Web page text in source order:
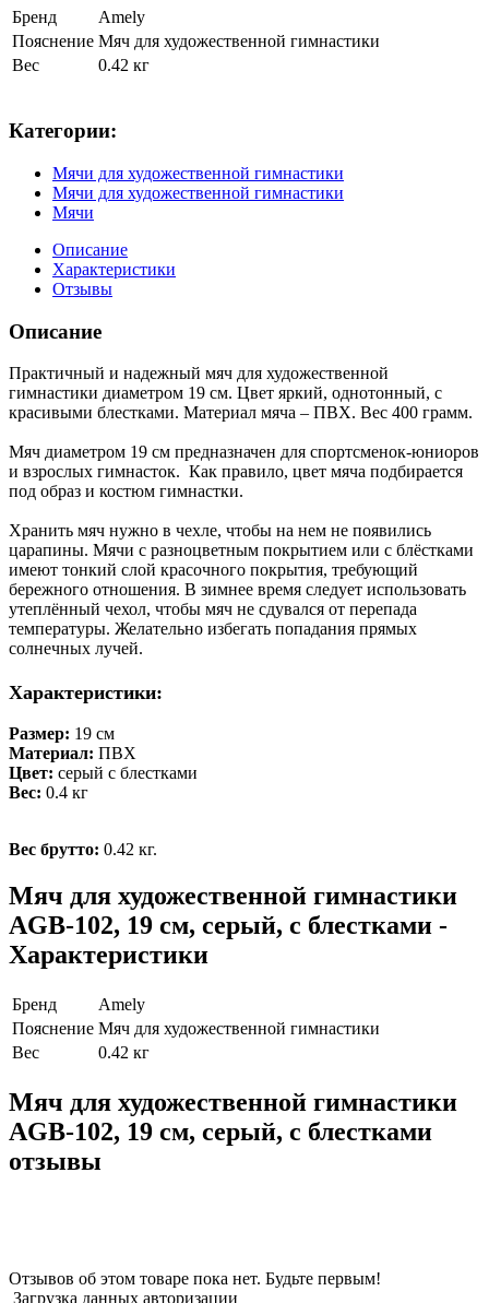
Бренд
Amely
Пояснение Мяч для художественной гимнастики
Вес
0.42 кг
Категории:
Мячи для художественной гимнастики
Мячи для художественной гимнастики
Мячи
Описание
Характеристики
Отзывы
Описание
Практичный и надежный мяч для художественной
гимнастики диаметром 19 см. Цвет яркий, однотонный, с
красивыми блестками. Материал мяча – ПВХ. Вес 400 грамм.
Мяч диаметром 19 см предназначен для спортсменок-юниоров
и взрослых гимнасток. Как правило, цвет мяча подбирается
под образ и костюм гимнастки.
Хранить мяч нужно в чехле, чтобы на нем не появились
царапины. Мячи с разноцветным покрытием или с блёстками
имеют тонкий слой красочного покрытия, требующий
бережного отношения. В зимнее время следует использовать
утеплённый чехол, чтобы мяч не сдувался от перепада
температуры. Желательно избегать попадания прямых
солнечных лучей.
Характеристики:
Размер: 19 см
Материал: ПВХ
Цвет: серый с блестками
Вес: 0.4 кг
Вес брутто: 0.42 кг.
Мяч для художественной гимнастики
AGB-102, 19 см, серый, с блестками -
Характеристики
Бренд
Amely
Пояснение Мяч для художественной гимнастики
Вес
0.42 кг
Мяч для художественной гимнастики
AGB-102, 19 см, серый, с блестками
отзывы
Отзывов об этом товаре пока нет. Будьте первым!
Загрузка данных авторизации